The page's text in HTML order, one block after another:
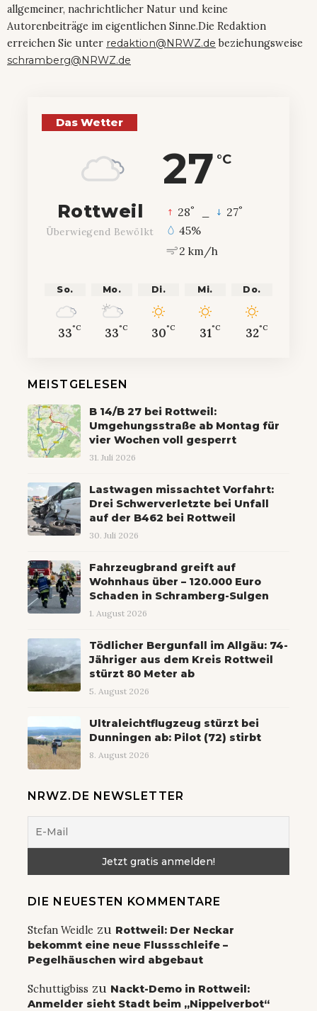
allgemeiner, nachrichtlicher Natur und keine
Autorenbeiträge im eigentlichen Sinne.Die Redaktion
erreichen Sie unter redaktion@NRWZ.de beziehungsweise
schramberg@NRWZ.de
Das Wetter
27 °C
Rottweil
Überwiegend Bewölkt
28° 27°
45%
2 km/h
So.
33°C
Mo.
33°C
Di.
30°C
Mi.
31°C
Do.
32°C
MEISTGELESEN
B 14/B 27 bei Rottweil:
Umgehungsstraße ab Montag für
vier Wochen voll gesperrt
31. Juli 2026
Lastwagen missachtet Vorfahrt:
Drei Schwerverletzte bei Unfall
auf der B462 bei Rottweil
30. Juli 2026
Fahrzeugbrand greift auf
Wohnhaus über – 120.000 Euro
Schaden in Schramberg-Sulgen
1. August 2026
Tödlicher Bergunfall im Allgäu: 74-
Jähriger aus dem Kreis Rottweil
stürzt 80 Meter ab
5. August 2026
Ultraleichtflugzeug stürzt bei
Dunningen ab: Pilot (72) stirbt
8. August 2026
NRWZ.DE NEWSLETTER
DIE NEUESTEN KOMMENTARE
Stefan Weidle zu Rottweil: Der Neckar
bekommt eine neue Flussschleife –
Pegelhäuschen wird abgebaut
Schuttigbiss zu Nackt-Demo in Rottweil:
Anmelder sieht Stadt beim „Nippelverbot“